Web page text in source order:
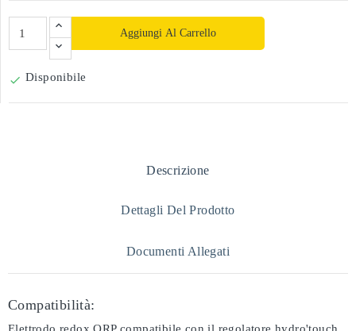
Aggiungi Al Carrello
 Disponibile
Descrizione
Dettagli Del Prodotto
Documenti Allegati
Compatibilità: